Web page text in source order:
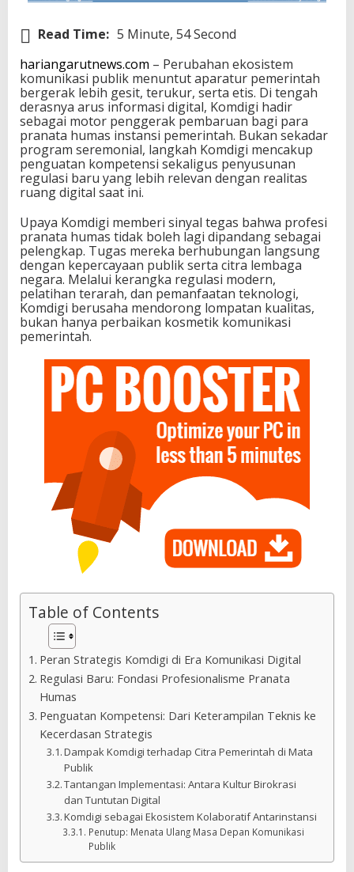
Read Time: 5 Minute, 54 Second
hariangarutnews.com – Perubahan ekosistem
komunikasi publik menuntut aparatur pemerintah
bergerak lebih gesit, terukur, serta etis. Di tengah
derasnya arus informasi digital, Komdigi hadir
sebagai motor penggerak pembaruan bagi para
pranata humas instansi pemerintah. Bukan sekadar
program seremonial, langkah Komdigi mencakup
penguatan kompetensi sekaligus penyusunan
regulasi baru yang lebih relevan dengan realitas
ruang digital saat ini.
Upaya Komdigi memberi sinyal tegas bahwa profesi
pranata humas tidak boleh lagi dipandang sebagai
pelengkap. Tugas mereka berhubungan langsung
dengan kepercayaan publik serta citra lembaga
negara. Melalui kerangka regulasi modern,
pelatihan terarah, dan pemanfaatan teknologi,
Komdigi berusaha mendorong lompatan kualitas,
bukan hanya perbaikan kosmetik komunikasi
pemerintah.
Table of Contents
Peran Strategis Komdigi di Era Komunikasi Digital
Regulasi Baru: Fondasi Profesionalisme Pranata
Humas
Penguatan Kompetensi: Dari Keterampilan Teknis ke
Kecerdasan Strategis
Dampak Komdigi terhadap Citra Pemerintah di Mata
Publik
Tantangan Implementasi: Antara Kultur Birokrasi
dan Tuntutan Digital
Komdigi sebagai Ekosistem Kolaboratif Antarinstansi
Penutup: Menata Ulang Masa Depan Komunikasi
Publik